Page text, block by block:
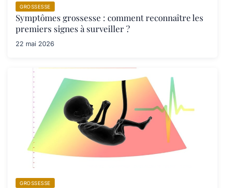
GROSSESSE
Symptômes grossesse : comment reconnaître les
premiers signes à surveiller ?
22 mai 2026
GROSSESSE